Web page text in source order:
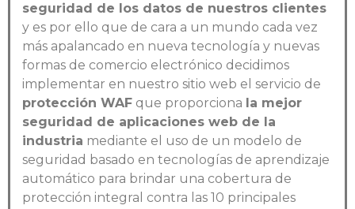
seguridad de los datos de nuestros clientes
y es por ello que de cara a un mundo cada vez
más apalancado en nueva tecnología y nuevas
formas de comercio electrónico decidimos
implementar en nuestro sitio web el servicio de
protección WAF que proporciona la mejor
seguridad de aplicaciones web de la
industria mediante el uso de un modelo de
seguridad basado en tecnologías de aprendizaje
automático para brindar una cobertura de
protección integral contra las 10 principales